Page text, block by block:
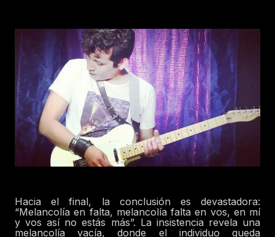
Hacia el final, la conclusión es devastadora:
“Melancolía en falta, melancolía falta en vos, en mí
y vos así no estás más”. La insistencia revela una
melancolía vacía, donde el individuo queda